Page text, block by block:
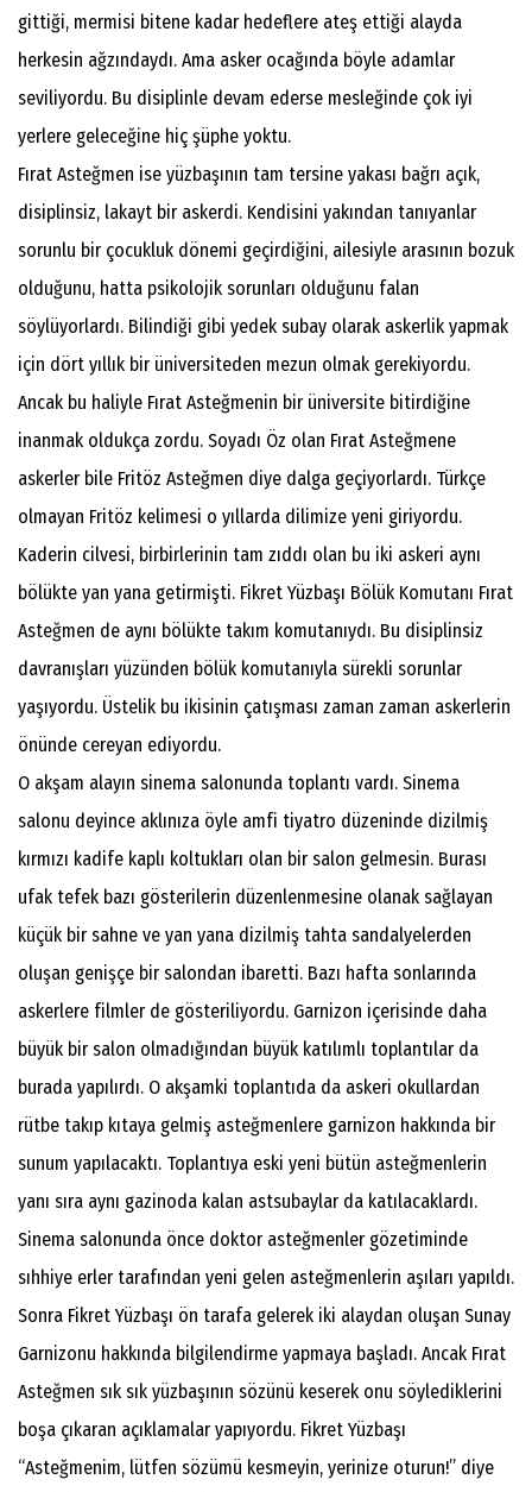
gittiği, mermisi bitene kadar hedeflere ateş ettiği alayda
herkesin ağzındaydı. Ama asker ocağında böyle adamlar
seviliyordu. Bu disiplinle devam ederse mesleğinde çok iyi
yerlere geleceğine hiç şüphe yoktu.
Fırat Asteğmen ise yüzbaşının tam tersine yakası bağrı açık,
disiplinsiz, lakayt bir askerdi. Kendisini yakından tanıyanlar
sorunlu bir çocukluk dönemi geçirdiğini, ailesiyle arasının bozuk
olduğunu, hatta psikolojik sorunları olduğunu falan
söylüyorlardı. Bilindiği gibi yedek subay olarak askerlik yapmak
için dört yıllık bir üniversiteden mezun olmak gerekiyordu.
Ancak bu haliyle Fırat Asteğmenin bir üniversite bitirdiğine
inanmak oldukça zordu. Soyadı Öz olan Fırat Asteğmene
askerler bile Fritöz Asteğmen diye dalga geçiyorlardı. Türkçe
olmayan Fritöz kelimesi o yıllarda dilimize yeni giriyordu.
Kaderin cilvesi, birbirlerinin tam zıddı olan bu iki askeri aynı
bölükte yan yana getirmişti. Fikret Yüzbaşı Bölük Komutanı Fırat
Asteğmen de aynı bölükte takım komutanıydı. Bu disiplinsiz
davranışları yüzünden bölük komutanıyla sürekli sorunlar
yaşıyordu. Üstelik bu ikisinin çatışması zaman zaman askerlerin
önünde cereyan ediyordu.
O akşam alayın sinema salonunda toplantı vardı. Sinema
salonu deyince aklınıza öyle amfi tiyatro düzeninde dizilmiş
kırmızı kadife kaplı koltukları olan bir salon gelmesin. Burası
ufak tefek bazı gösterilerin düzenlenmesine olanak sağlayan
küçük bir sahne ve yan yana dizilmiş tahta sandalyelerden
oluşan genişçe bir salondan ibaretti. Bazı hafta sonlarında
askerlere filmler de gösteriliyordu. Garnizon içerisinde daha
büyük bir salon olmadığından büyük katılımlı toplantılar da
burada yapılırdı. O akşamki toplantıda da askeri okullardan
rütbe takıp kıtaya gelmiş asteğmenlere garnizon hakkında bir
sunum yapılacaktı. Toplantıya eski yeni bütün asteğmenlerin
yanı sıra aynı gazinoda kalan astsubaylar da katılacaklardı.
Sinema salonunda önce doktor asteğmenler gözetiminde
sıhhiye erler tarafından yeni gelen asteğmenlerin aşıları yapıldı.
Sonra Fikret Yüzbaşı ön tarafa gelerek iki alaydan oluşan Sunay
Garnizonu hakkında bilgilendirme yapmaya başladı. Ancak Fırat
Asteğmen sık sık yüzbaşının sözünü keserek onu söylediklerini
boşa çıkaran açıklamalar yapıyordu. Fikret Yüzbaşı
“Asteğmenim, lütfen sözümü kesmeyin, yerinize oturun!” diye